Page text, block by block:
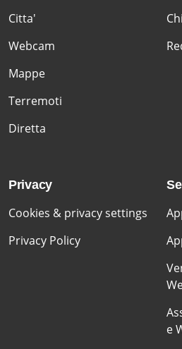
Citta'
Webcam
Mappe
Terremoti
Diretta
Privacy
Cookies & privacy settings
Privacy Policy
e